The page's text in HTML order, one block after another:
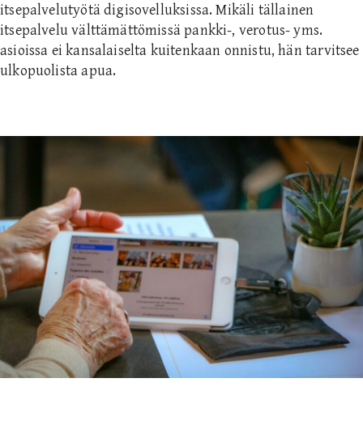
itsepalvelutyötä digisovelluksissa. Mikäli tällainen
itsepalvelu välttämättömissä pankki-, verotus- yms.
asioissa ei kansalaiselta kuitenkaan onnistu, hän tarvitsee
ulkopuolista apua.